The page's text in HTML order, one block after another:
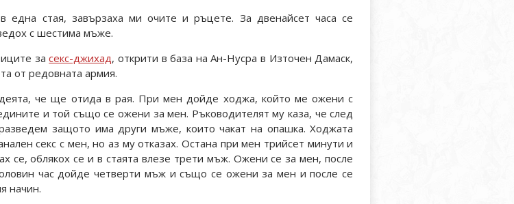
една стая, завързаха ми очите и ръцете. За двенайсет часа се
с шестима мъже.
засекс-джихад, открити в база на Ан-Нусра в Източен Дамаск,
от редовната армия.
че ще отида в рая. При мен дойде ходжа, който ме ожени с
и той също се ожени за мен. Ръководителят му каза, че след
защото има други мъже, които чакат на опашка. Ходжата
секс с мен, но аз му отказах. Остана при мен трийсет минути и
се, облякох се и в стаята влезе трети мъж. Ожени се за мен, после
час дойде четверти мъж и също се ожени за мен и после се
начин.